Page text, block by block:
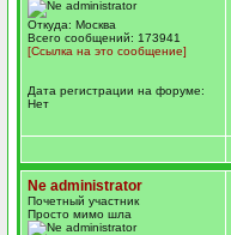
Откуда: Москва
Всего сообщений: 173941
[Ссылка на это сообщение]
Дата регистрации на форуме:
Нет
Ne administrator
Почетный участник
Просто мимо шла